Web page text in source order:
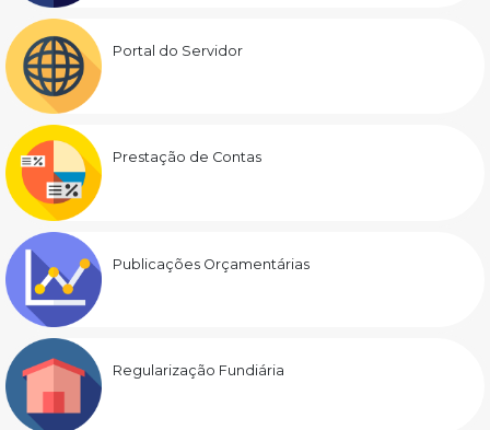
Portal do Servidor
Prestação de Contas
Publicações Orçamentárias
Regularização Fundiária